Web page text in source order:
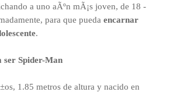
a uno aÃºn mÃ¡s joven, de 18 -
para que pueda encarnar
.
ser Spider-Man
1.85 metros de altura y nacido en